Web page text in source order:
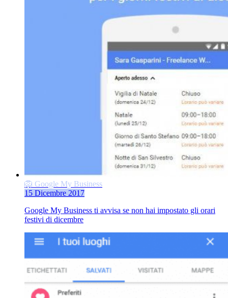
🦁 Google My Business
15 Dicembre 2017
Google My Business ti avvisa se non hai impostato gli orari
festivi di dicembre